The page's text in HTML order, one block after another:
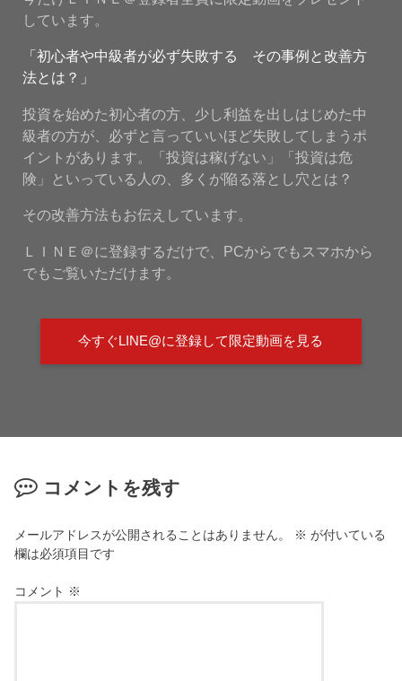
しています。
「初心者や中級者が必ず失敗する その事例と改善方
法とは？」
投資を始めた初心者の方、少し利益を出しはじめた中
級者の方が、必ずと言っていいほど失敗してしまうポ
イントがあります。「投資は稼げない」「投資は危
険」といっている人の、多くが陥る落とし穴とは？
その改善方法もお伝えしています。
ＬＩＮＥ＠に登録するだけで、PCからでもスマホから
でもご覧いただけます。
今すぐLINE@に登録して限定動画を見る
コメントを残す
メールアドレスが公開されることはありません。 ※ が付いている
欄は必須項目です
コメント ※